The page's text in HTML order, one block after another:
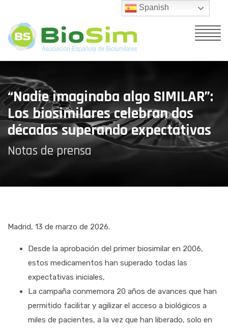
“Nadie imaginaba algo SIMILAR”:
Los biosimilares celebran dos
décadas superando expectativas
Notas de prensa
Madrid, 13 de marzo de 2026.
Desde la aprobación del primer biosimilar en 2006,
estos medicamentos han superado todas las
expectativas iniciales,
La campaña conmemora 20 años de avances que han
permitido facilitar y agilizar el acceso a biológicos a
miles de pacientes, a la vez que han liberado, solo en
Spanish